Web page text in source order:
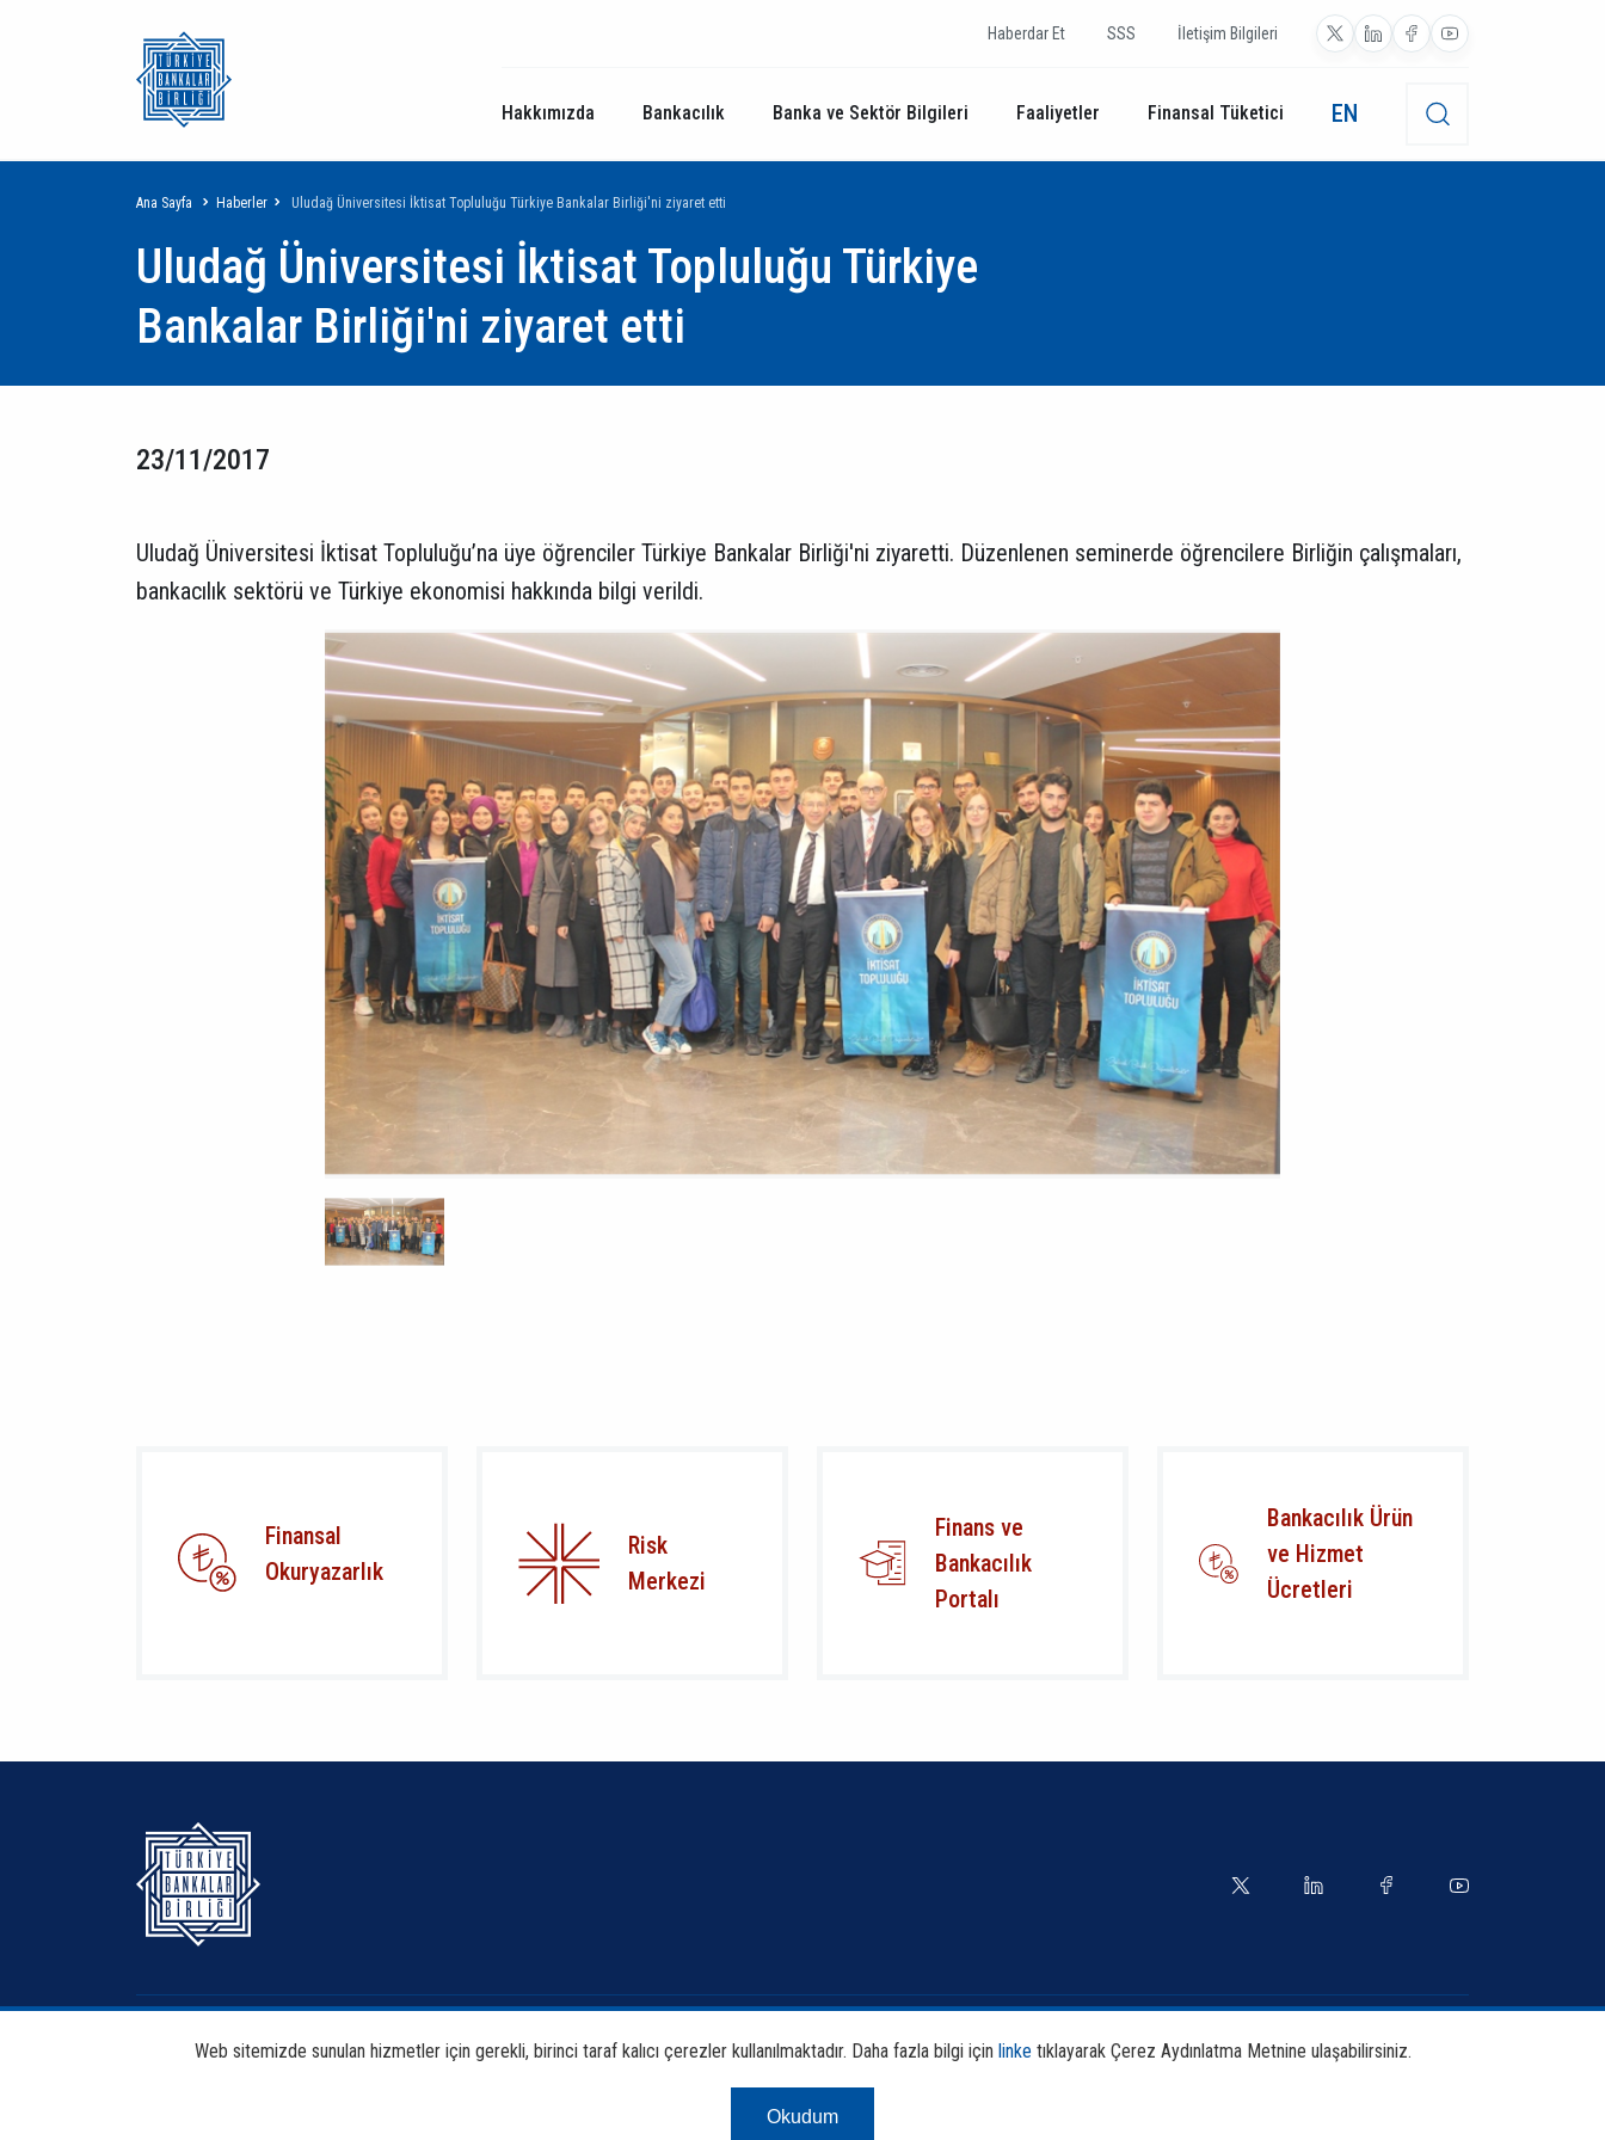
Haberdar Et SSS İletişim Bilgileri
Hakkımızda Bankacılık Banka ve Sektör Bilgileri Faaliyetler Finansal Tüketici EN
Sayfa
yolu
Ana Sayfa Haberler Uludağ Üniversitesi İktisat Topluluğu Türkiye Bankalar Birliği'ni ziyaret etti
Uludağ Üniversitesi İktisat Topluluğu Türkiye
Bankalar Birliği'ni ziyaret etti
23/11/2017
Uludağ Üniversitesi İktisat Topluluğu’na üye öğrenciler Türkiye Bankalar Birliği'ni ziyaretti. Düzenlenen seminerde öğrencilere Birliğin çalışmaları,
bankacılık sektörü ve Türkiye ekonomisi hakkında bilgi verildi.
Finansal
Okuryazarlık
Risk
Merkezi
Finans ve
Bankacılık
Portalı
Bankacılık Ürün
ve Hizmet
Ücretleri
Hakkımızda Bankacılık Banka ve Sektör Bilgileri Faaliyetler Kılavuzlar
Sürdürülebilirlik
Web sitemizde sunulan hizmetler için gerekli, birinci taraf kalıcı çerezler kullanılmaktadır. Daha fazla bilgi için linke tıklayarak Çerez Aydınlatma Metnine ulaşabilirsiniz.
Okudum